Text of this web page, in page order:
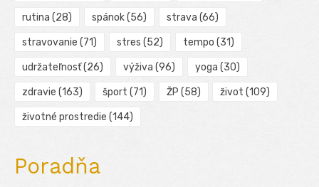
rutina (28) spánok(56) strava (66)
stravovanie (71) stres (52) tempo (31)
udržateľnosť(26) výživa (96) yoga (30)
zdravie (163) šport (71) ŽP (58) život (109)
životné prostredie (144)
Poradňa